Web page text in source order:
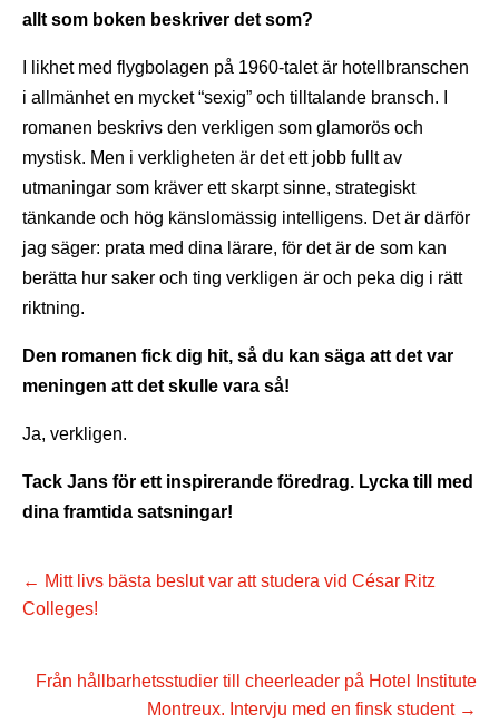
allt som boken beskriver det som?
I likhet med flygbolagen på 1960-talet är hotellbranschen
i allmänhet en mycket “sexig” och tilltalande bransch. I
romanen beskrivs den verkligen som glamorös och
mystisk. Men i verkligheten är det ett jobb fullt av
utmaningar som kräver ett skarpt sinne, strategiskt
tänkande och hög känslomässig intelligens. Det är därför
jag säger: prata med dina lärare, för det är de som kan
berätta hur saker och ting verkligen är och peka dig i rätt
riktning.
Den romanen fick dig hit, så du kan säga att det var
meningen att det skulle vara så!
Ja, verkligen.
Tack Jans för ett inspirerande föredrag. Lycka till med
dina framtida satsningar!
← Mitt livs bästa beslut var att studera vid César Ritz
Colleges!
Från hållbarhetsstudier till cheerleader på Hotel Institute
Montreux. Intervju med en finsk student→